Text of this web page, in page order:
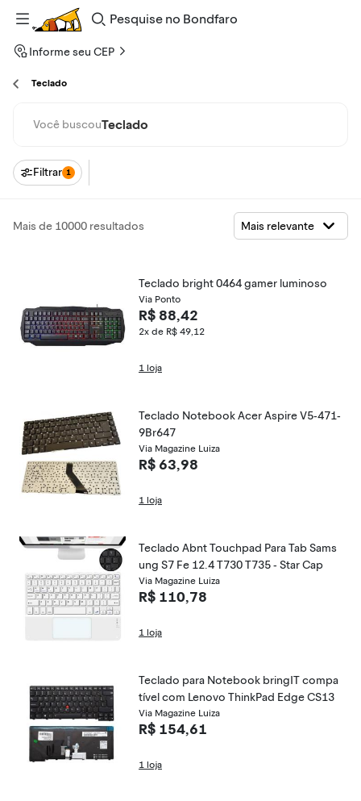
Pesquise
Bondfaro
Informe seu CEP
Teclado
Você buscouTeclado
Filtrar 1
Mais de 10000 resultados
Teclado bright 0464 gamer luminoso
Via Ponto
R$ 88,42
2x de R$ 49,12
1 loja
Teclado Notebook Acer Aspire V5-471-
9Br647
Via Magazine Luiza
R$ 63,98
1 loja
Teclado Abnt Touchpad Para Tab Sams
ung S7 Fe 12.4 T730 T735 - Star Cap
Via Magazine Luiza
R$ 110,78
1 loja
Teclado para Notebook bringIT compa
tível com Lenovo ThinkPad Edge CS13
Via Magazine Luiza
R$ 154,61
1 loja